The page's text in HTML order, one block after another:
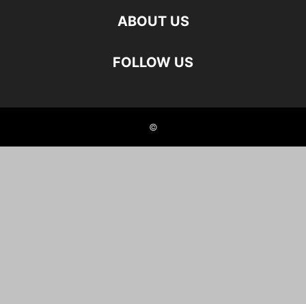
ABOUT US
FOLLOW US
©